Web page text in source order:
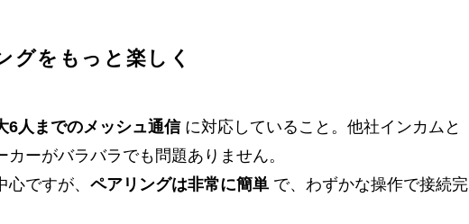
グをもっと楽しく
6人までのメッシュ通信に対応していること。他社インカムと
ーがバラバラでも問題ありません。
ですが、 ペアリングは非常に簡単 で、わずかな操作で接続完